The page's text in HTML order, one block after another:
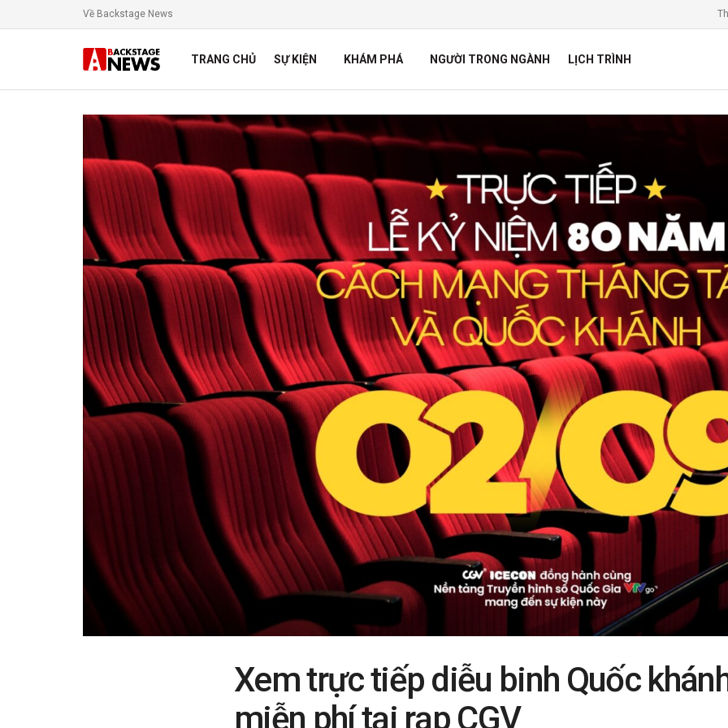
Về Backstage News
TRANG CHỦ SỰ KIỆN KHÁM PHÁ NGƯỜI TRONG NGÀNH LỊCH TRÌNH
Xem trực tiếp diễu binh Quốc
miễn phí tại rạp CGV